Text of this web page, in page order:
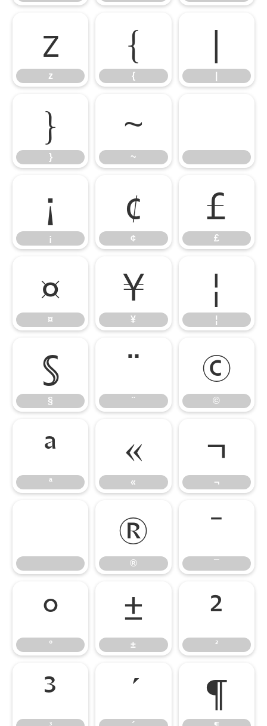
z
z
{
{
|
}
}
~
~
¡
¡
¢
¢
£
£
¤
¤
¥
¥
¦
¦
§
§
¨
¨
©
©
ª
ª
«
«
¬
¬
®
®
¯
¯
°
°
±
±
²
²
³ ´ ¶